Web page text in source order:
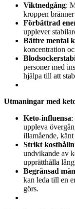
Viktnedgång:
kroppen
Förbättrad
upplever
Bättre mental
koncentration
personer med
hjälpa till att
Utmaningar med
Keto-influensa:
uppleva
illamående,
Strikt
undvikande av
upprätthålla
Begränsad
kan leda till en
görs.